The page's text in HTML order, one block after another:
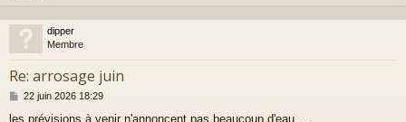
u
dipper
Membre
Re: arrosage juin
M
22 juin 2026 18:29
les prévisions à venir n'annoncent pas beaucoup d'eau ...